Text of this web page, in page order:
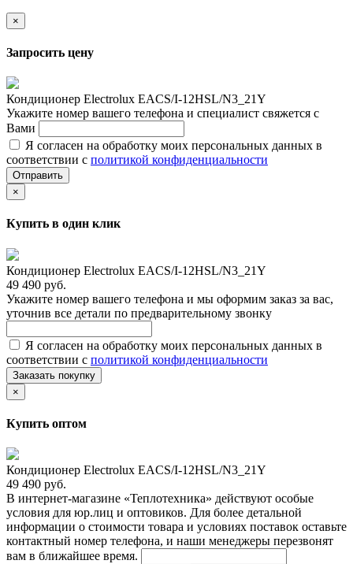
×
Запросить цену
Кондиционер Electrolux EACS/I-12HSL/N3_21Y
Укажите номер вашего телефона и специалист свяжется с
Вами
Я согласен на обработку моих персональных данных в
соответствии с политикой конфиденциальности
Отправить
×
Купить в один клик
Кондиционер Electrolux EACS/I-12HSL/N3_21Y
49 490 руб.
Укажите номер вашего телефона и мы оформим заказ за вас,
уточнив все детали по предварительному звонку
Я согласен на обработку моих персональных данных в
соответствии с политикой конфиденциальности
Заказать покупку
×
Купить оптом
Кондиционер Electrolux EACS/I-12HSL/N3_21Y
49 490 руб.
В интернет-магазине «Теплотехника» действуют особые
условия для юр.лиц и оптовиков. Для более детальной
информации о стоимости товара и условиях поставок оставьте
контактный номер телефона, и наши менеджеры перезвонят
вам в ближайшее время.